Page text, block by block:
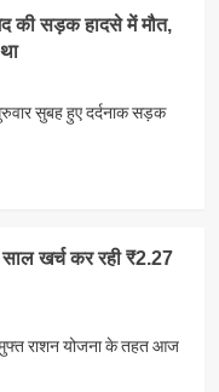
की सड़क हादसे में मौत,
सुबह हुए दर्दनाक सड़क
खर्च कर रही ₹2.27
राशन योजना के तहत आज